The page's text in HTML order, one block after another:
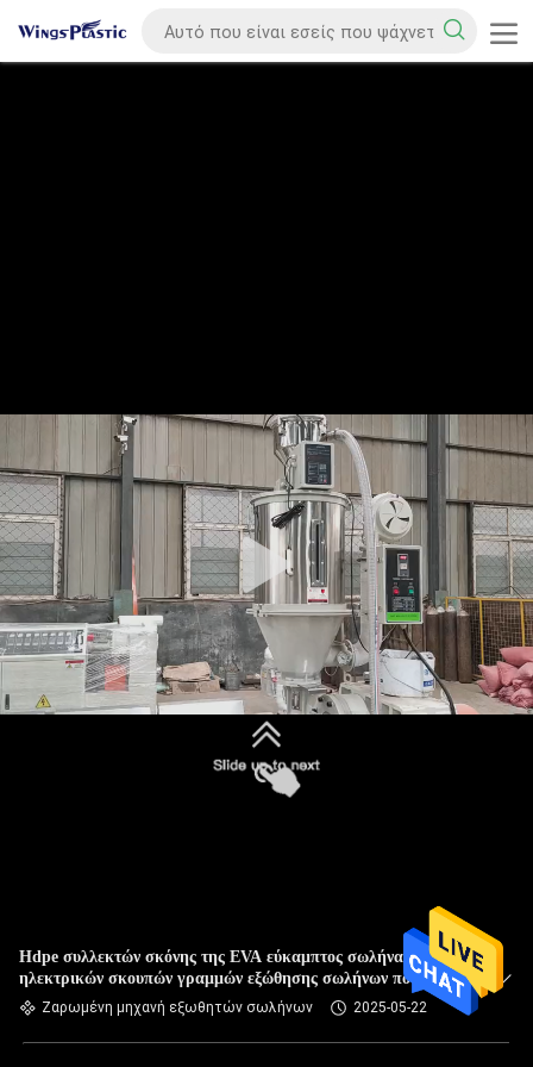
Hdpe συλλεκτών σκόνης της EVA εύκαμπτος σωλήνας
ηλεκτρικών σκουπών γραμμών εξώθησης σωλήνων που
κατασκευάζει τη μηχανή
Ζαρωμένη μηχανή εξωθητών σωλήνων 2025-05-22